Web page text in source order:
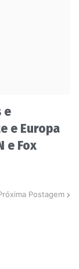
e
e Europa
e Fox
Postagem